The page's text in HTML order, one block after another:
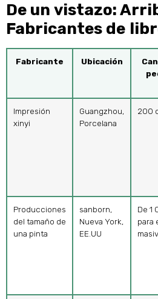
De un vistazo:
Fabricantes de
Fabricante Ubicación
Impresión
xinyi
Guangzhou,
Porcelana
200
Producciones
del tamaño de
una pinta
sanborn,
Nueva York,
EE.UU
De 1
para